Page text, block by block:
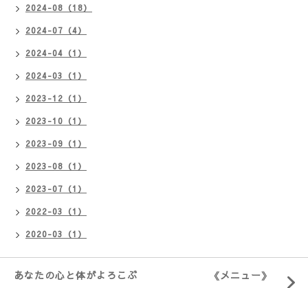
2024-08（18）
2024-07（4）
2024-04（1）
2024-03（1）
2023-12（1）
2023-10（1）
2023-09（1）
2023-08（1）
2023-07（1）
2022-03（1）
2020-03（1）
あなたの心と体がよろこぶ 《メニュー》